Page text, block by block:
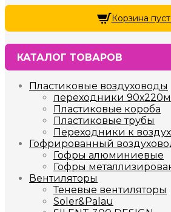
КАТАЛОГ ТОВАРОВ
Пластиковые воздуховоды
переходники
Пластиковые короба
Пластиковые трубы
Переходники к
Гофрированный
Гофры алюминиевые
Гофры
Вентиляторы
Теневые вентиляторы
Soler&Palau
Корзина